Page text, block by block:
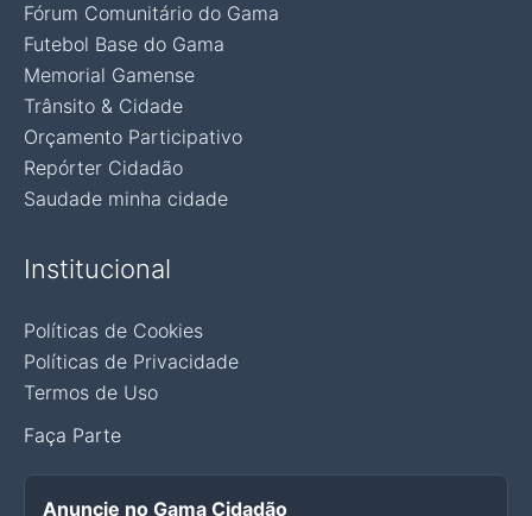
Fórum Comunitário do Gama
Futebol Base do Gama
Memorial Gamense
Trânsito & Cidade
Orçamento Participativo
Repórter Cidadão
Saudade minha cidade
Institucional
Políticas de Cookies
Políticas de Privacidade
Termos de Uso
Faça Parte
Anuncie no Gama Cidadão